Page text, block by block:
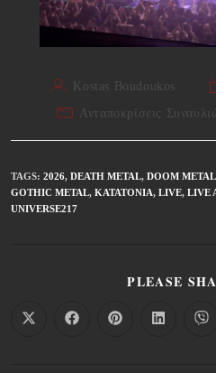
Kostas Boudoukos
Ανταποκρίσεις
TAGS: 2026, DEATH METAL, DOOM METAL
GOTHIC METAL, KATATONIA, LIVE, LIVE
UNIVERSE217
PLEASE